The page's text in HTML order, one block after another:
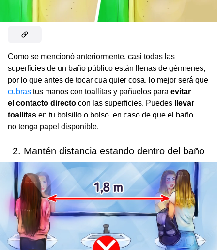
Como se mencionó anteriormente, casi todas las
superficies de un baño público están llenas de gérmenes,
por lo que antes de tocar cualquier cosa, lo mejor será que
cubras tus manos con toallitas y pañuelos para evitar
el contacto directo con las superficies. Puedes
llevar
toallitas en tu bolsillo o bolso, en caso de que el baño
no tenga papel disponible.
2. Mantén distancia estando dentro del baño